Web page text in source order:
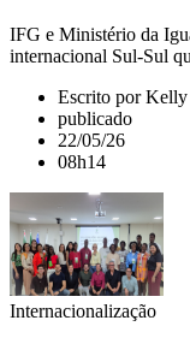
IFG e Ministério da
internacional Sul-Sul
Escrito por
publicado
22/05/26
08h14
Internacionalização